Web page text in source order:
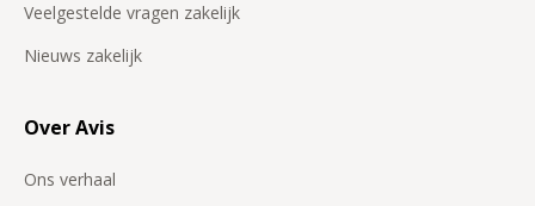
Veelgestelde vragen zakelijk
Nieuws zakelijk
Over Avis
Ons verhaal